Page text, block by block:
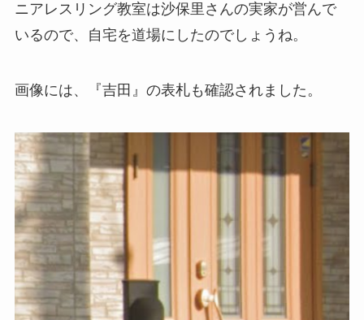
ニアレスリング教室は沙保里さんの実家が営んで
いるので、自宅を道場にしたのでしょうね。
画像には、『吉田』の表札も確認されました。